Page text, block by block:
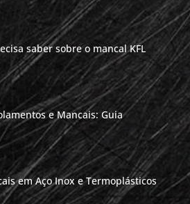
saber sobre o mancal KFL
e Mancais: Guia
em Aço Inox e Termoplásticos